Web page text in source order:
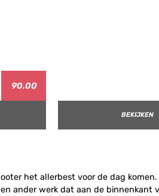
90.00
BEKIJKEN
het allerbest voor de dag
ander werk dat aan de binnenkant